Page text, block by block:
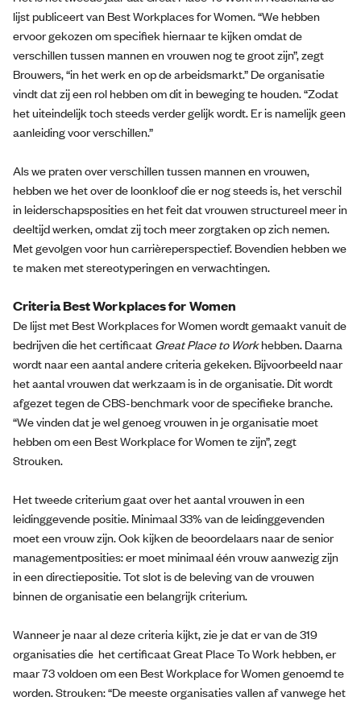
lijst publiceert van Best Workplaces for Women. “We hebben
ervoor gekozen om specifiek hiernaar te kijken omdat de
verschillen tussen mannen en vrouwen nog te groot zijn”, zegt
Brouwers, “in het werk en op de arbeidsmarkt.” De organisatie
vindt dat zij een rol hebben om dit in beweging te houden. “Zodat
het uiteindelijk toch steeds verder gelijk wordt. Er is namelijk geen
aanleiding voor verschillen.”
Als we praten over verschillen tussen mannen en vrouwen,
hebben we het over de loonkloof die er nog steeds is, het verschil
in leiderschapsposities en het feit dat vrouwen structureel meer in
deeltijd werken, omdat zij toch meer zorgtaken op zich nemen.
Met gevolgen voor hun carrièreperspectief. Bovendien hebben we
te maken met stereotyperingen en verwachtingen.
Criteria Best Workplaces for Women
De lijst met Best Workplaces for Women wordt gemaakt vanuit de
bedrijven die het certificaatGreat Place to Workhebben. Daarna
wordt naar een aantal andere criteria gekeken. Bijvoorbeeld naar
het aantal vrouwen dat werkzaam is in de organisatie. Dit wordt
afgezet tegen de CBS-benchmark voor de specifieke branche.
“We vinden dat je wel genoeg vrouwen in je organisatie moet
hebben om een Best Workplace for Women te zijn”, zegt
Strouken.
Het tweede criterium gaat over het aantal vrouwen in een
leidinggevende positie. Minimaal 33% van de leidinggevenden
moet een vrouw zijn. Ook kijken de beoordelaars naar de senior
managementposities: er moet minimaal één vrouw aanwezig zijn
in een directiepositie. Tot slot is de beleving van de vrouwen
binnen de organisatie een belangrijk criterium.
Wanneer je naar al deze criteria kijkt, zie je dat er van de 319
organisaties die het certificaat Great Place To Work hebben, er
maar 73 voldoen om een Best Workplace for Women genoemd te
worden. Strouken: “De meeste organisaties vallen af vanwege het